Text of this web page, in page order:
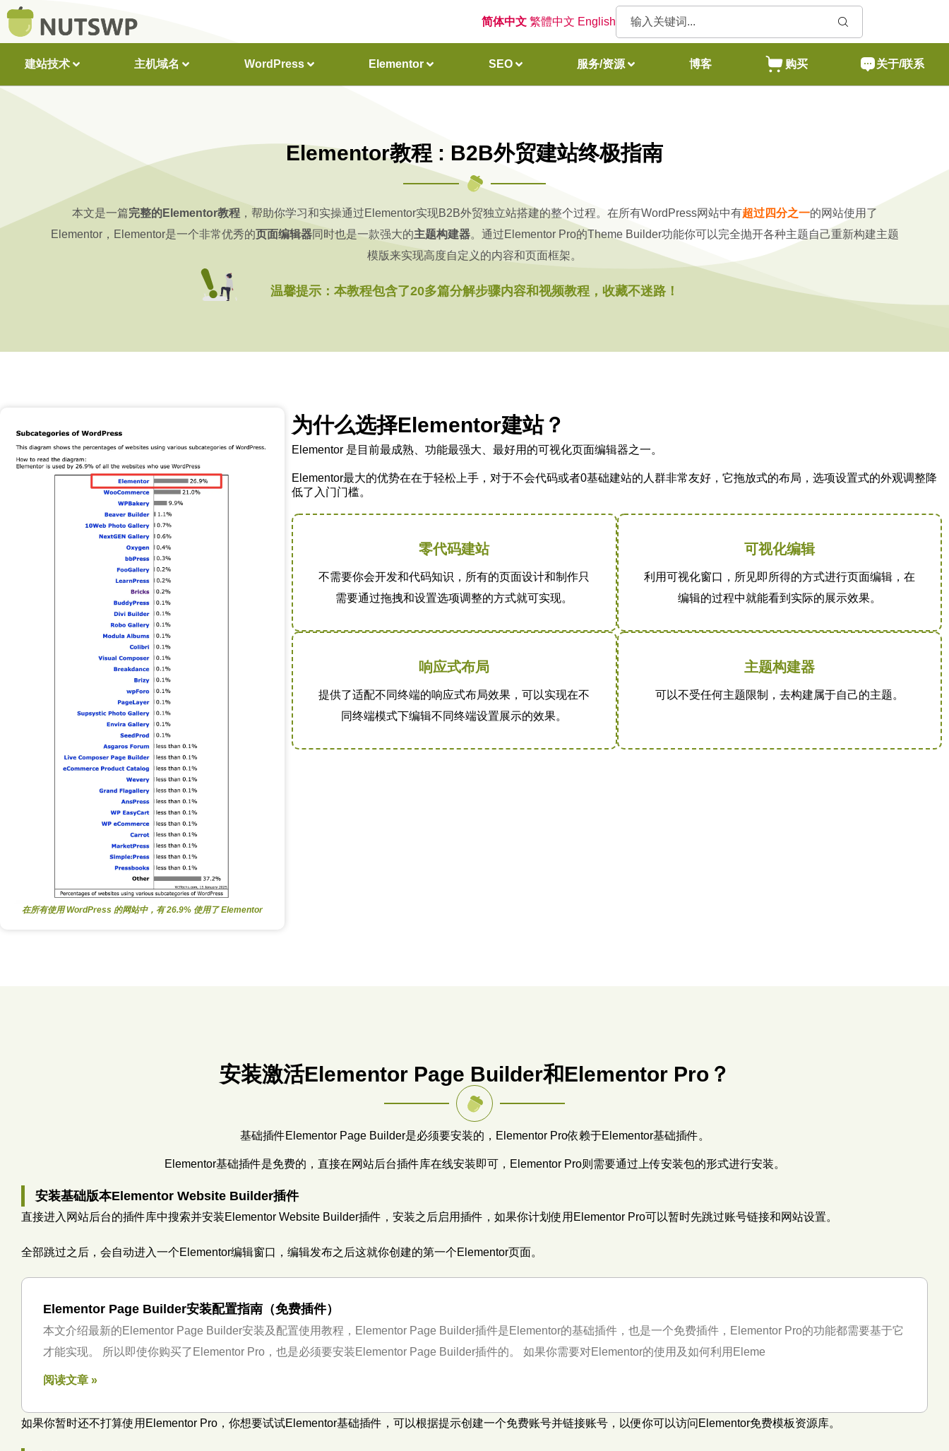
简体中文 繁體中文 English
建站技术 主机域名 WordPress Elementor SEO 服务/资源 博客 购买 关于/联系
Elementor教程 : B2B外贸建站终极指南
本文是一篇完整的Elementor教程，帮助你学习和实操通过Elementor实现B2B外贸独立站搭建的整个过程。在所有WordPress网站中有超过四分之一的网站使用了
Elementor，Elementor是一个非常优秀的页面编辑器同时也是一款强大的主题构建器。通过Elementor Pro的Theme Builder功能你可以完全抛开各种主题自己重新构建主题
模版来实现高度自定义的内容和页面框架。
温馨提示：本教程包含了20多篇分解步骤内容和视频教程，收藏不迷路！
在所有使用 WordPress 的网站中，有 26.9% 使用了 Elementor
为什么选择Elementor建站？
Elementor 是目前最成熟、功能最强大、最好用的可视化页面编辑器之一。
Elementor最大的优势在在于轻松上手，对于不会代码或者0基础建站的人群非常友好，它拖放式的布局，选项设置式的外观调整降
低了入门门槛。
零代码建站​
不需要你会开发和代码知识，所有的页面设计和制作只
需要通过拖拽和设置选项调整的方式就可实现。
可视化编辑
利用可视化窗口，所见即所得的方式进行页面编辑，在
编辑的过程中就能看到实际的展示效果。
响应式布局
提供了适配不同终端的响应式布局效果，可以实现在不
同终端模式下编辑不同终端设置展示的效果。
主题构建器
可以不受任何主题限制，去构建属于自己的主题。
安装激活Elementor Page Builder和Elementor Pro？
基础插件Elementor Page Builder是必须要安装的，Elementor Pro依赖于Elementor基础插件。
Elementor基础插件是免费的，直接在网站后台插件库在线安装即可，Elementor Pro则需要通过上传安装包的形式进行安装。
安装基础版本Elementor Website Builder插件
直接进入网站后台的插件库中搜索并安装Elementor Website Builder插件，安装之后启用插件，如果你计划使用Elementor Pro可以暂时先跳过账号链接和网站设置。
全部跳过之后，会自动进入一个Elementor编辑窗口，编辑发布之后这就你创建的第一个Elementor页面。
Elementor Page Builder安装配置指南（免费插件）
本文介绍最新的Elementor Page Builder安装及配置使用教程，Elementor Page Builder插件是Elementor的基础插件，也是一个免费插件，Elementor Pro的功能都需要基于它
才能实现。 所以即使你购买了Elementor Pro，也是必须要安装Elementor Page Builder插件的。 如果你需要对Elementor的使用及如何利用Eleme
阅读文章 »
如果你暂时还不打算使用Elementor Pro，你想要试试Elementor基础插件，可以根据提示创建一个免费账号并链接账号，以便你可以访问Elementor免费模板资源库。